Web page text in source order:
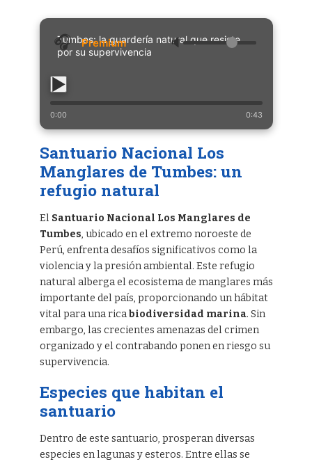
Tumbes: la guardería natural que resiste
por su supervivencia
🔈
0:00 0:43
Santuario Nacional Los
Manglares de Tumbes: un
refugio natural
El Santuario Nacional Los Manglares de
Tumbes, ubicado en el extremo noroeste de
Perú, enfrenta desafíos significativos como la
violencia y la presión ambiental. Este refugio
natural alberga el ecosistema de manglares más
importante del país, proporcionando un hábitat
vital para una ricabiodiversidad marina. Sin
embargo, las crecientes amenazas del crimen
organizado y el contrabando ponen en riesgo su
supervivencia.
Especies que habitan el
santuario
Dentro de este santuario, prosperan diversas
especies en lagunas y esteros. Entre ellas se